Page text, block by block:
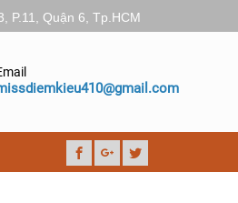
P.11, Quận 6, Tp.HCM